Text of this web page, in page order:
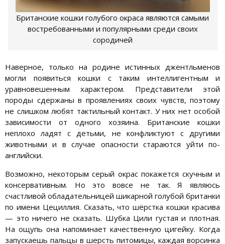
Британские кошки голубого окраса являются самыми
востребованными и популярными среди своих
сородичей
Наверное, только на родине истинных джентльменов
могли появиться кошки с таким интеллигентным и
уравновешенным характером. Представители этой
породы сдержаны в проявлениях своих чувств, поэтому
не слишком любят тактильный контакт. У них нет особой
зависимости от одного хозяина. Британские кошки
неплохо ладят с детьми, не конфликтуют с другими
животными и в случае опасности стараются уйти по-
английски.
Возможно, некоторым серый окрас покажется скучным и
консервативным. Но это вовсе не так. Я являюсь
счастливой обладательницей шикарной голубой британки
по имени Цециллия. Сказать, что шёрстка кошки красива
— это ничего не сказать. Шубка Цили густая и плотная.
На ощупь она напоминает качественную цигейку. Когда
запускаешь пальцы в шерсть питомицы, каждая ворсинка